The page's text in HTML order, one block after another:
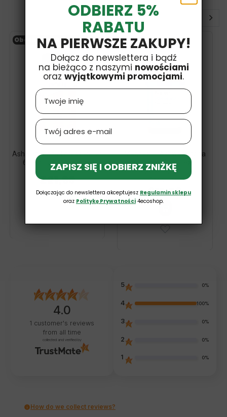
Ashwagandha Stress Relief
60 Kaps. NOW Foods
£21,99
Obecnie brak na stanie
Magnez + Ashwagandha
Stress Complex
Bezglutenowe 60
Kapsułek...
£11,03
4.0
1 customer's reviews
from all time
collected and verified by
5 0%
4 100%
3 0%
2 0%
1 0%
How do we collect reviews?
ODBIERZ 5%
RABATU
NA PIERWSZE ZAKUPY!
Dołącz do newslettera i bądź
na bieżąco z naszymi nowościami
oraz wyjątkowymi promocjami.
Name
Email
ZAPISZ SIĘ I ODBIERZ ZNIŻKĘ
Dołączając do newslettera akceptujesz Regulamin sklepu
oraz Politykę Prywatności 4ecoshop.